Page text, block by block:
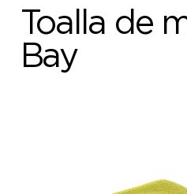
Toalla de
Bay